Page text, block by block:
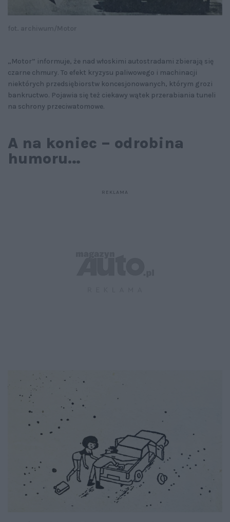
„Motor” informuje, że nad włoskimi autostradami zbierają się
czarne chmury. To efekt kryzysu paliwowego i machinacji
niektórych przedsiębiorstw koncesjonowanych, którym grozi
bankructwo. Pojawia się też ciekawy wątek przerabiania tuneli
na schrony przeciwatomowe.
A na koniec – odrobina
humoru…